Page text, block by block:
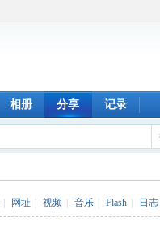
相册 分享 记录
网址 视频 音乐 Flash 日志